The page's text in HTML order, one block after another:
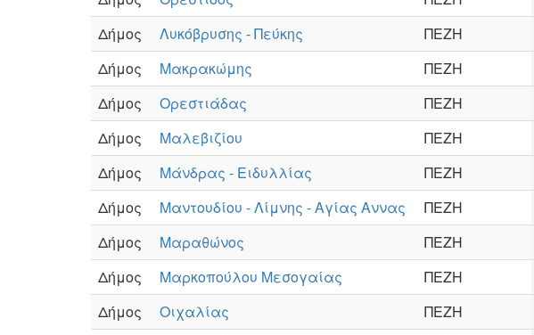
Δήμος
Λυκόβρυσης - Πεύκης ΠΕΖΗ
Δήμος
Μακρακώμης ΠΕΖΗ
Δήμος
Ορεστιάδας ΠΕΖΗ
Δήμος
Μαλεβιζίου ΠΕΖΗ
Δήμος
Μάνδρας - Ειδυλλίας ΠΕΖΗ
Δήμος
Μαντουδίου - Λίμνης - Αγίας Αννας ΠΕΖΗ
Δήμος
Μαραθώνος ΠΕΖΗ
Δήμος
Μαρκοπούλου Μεσογαίας ΠΕΖΗ
Δήμος
Οιχαλίας ΠΕΖΗ